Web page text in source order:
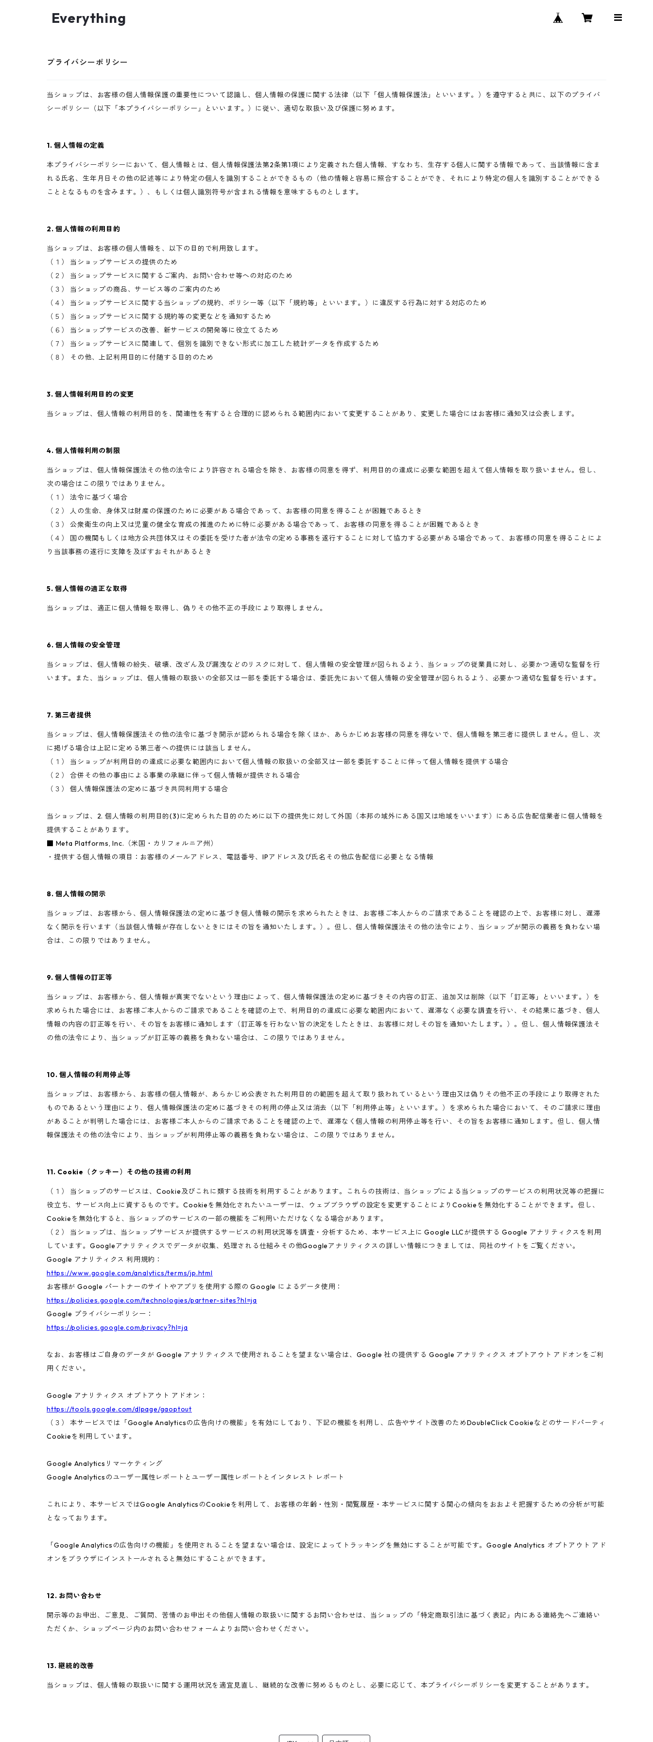
Everything
プライバシーポリシー
当ショップは、お客様の個人情報保護の重要性について認識し、個人情報の保護に関する法律（以下「個人情報保護法」といいます。）を遵守すると共に、以下のプライバ
シーポリシー（以下「本プライバシーポリシー」といいます。）に従い、適切な取扱い及び保護に努めます。
1. 個人情報の定義
本プライバシーポリシーにおいて、個人情報とは、個人情報保護法第2条第1項により定義された個人情報、すなわち、生存する個人に関する情報であって、当該情報に含ま
れる氏名、生年月日その他の記述等により特定の個人を識別することができるもの（他の情報と容易に照合することができ、それにより特定の個人を識別することができる
こととなるものを含みます。）、もしくは個人識別符号が含まれる情報を意味するものとします。
2. 個人情報の利用目的
当ショップは、お客様の個人情報を、以下の目的で利用致します。
（１） 当ショップサービスの提供のため
（２） 当ショップサービスに関するご案内、お問い合わせ等への対応のため
（３） 当ショップの商品、サービス等のご案内のため
（４） 当ショップサービスに関する当ショップの規約、ポリシー等（以下「規約等」といいます。）に違反する行為に対する対応のため
（５） 当ショップサービスに関する規約等の変更などを通知するため
（６） 当ショップサービスの改善、新サービスの開発等に役立てるため
（７） 当ショップサービスに関連して、個別を識別できない形式に加工した統計データを作成するため
（８） その他、上記利用目的に付随する目的のため
3. 個人情報利用目的の変更
当ショップは、個人情報の利用目的を、関連性を有すると合理的に認められる範囲内において変更することがあり、変更した場合にはお客様に通知又は公表します。
4. 個人情報利用の制限
当ショップは、個人情報保護法その他の法令により許容される場合を除き、お客様の同意を得ず、利用目的の達成に必要な範囲を超えて個人情報を取り扱いません。但し、
次の場合はこの限りではありません。
（１） 法令に基づく場合
（２） 人の生命、身体又は財産の保護のために必要がある場合であって、お客様の同意を得ることが困難であるとき
（３） 公衆衛生の向上又は児童の健全な育成の推進のために特に必要がある場合であって、お客様の同意を得ることが困難であるとき
（４） 国の機関もしくは地方公共団体又はその委託を受けた者が法令の定める事務を遂行することに対して協力する必要がある場合であって、お客様の同意を得ることによ
り当該事務の遂行に支障を及ぼすおそれがあるとき
5. 個人情報の適正な取得
当ショップは、適正に個人情報を取得し、偽りその他不正の手段により取得しません。
6. 個人情報の安全管理
当ショップは、個人情報の紛失、破壊、改ざん及び漏洩などのリスクに対して、個人情報の安全管理が図られるよう、当ショップの従業員に対し、必要かつ適切な監督を行
います。また、当ショップは、個人情報の取扱いの全部又は一部を委託する場合は、委託先において個人情報の安全管理が図られるよう、必要かつ適切な監督を行います。
7. 第三者提供
当ショップは、個人情報保護法その他の法令に基づき開示が認められる場合を除くほか、あらかじめお客様の同意を得ないで、個人情報を第三者に提供しません。但し、次
に掲げる場合は上記に定める第三者への提供には該当しません。
（１） 当ショップが利用目的の達成に必要な範囲内において個人情報の取扱いの全部又は一部を委託することに伴って個人情報を提供する場合
（２） 合併その他の事由による事業の承継に伴って個人情報が提供される場合
（３） 個人情報保護法の定めに基づき共同利用する場合
当ショップは、2. 個人情報の利用目的(3)に定められた目的のために以下の提供先に対して外国（本邦の域外にある国又は地域をいいます）にある広告配信業者に個人情報を
提供することがあります。
■ Meta Platforms, Inc.（米国・カリフォルニア州）
・提供する個人情報の項目：お客様のメールアドレス、電話番号、IPアドレス及び氏名その他広告配信に必要となる情報
8. 個人情報の開示
当ショップは、お客様から、個人情報保護法の定めに基づき個人情報の開示を求められたときは、お客様ご本人からのご請求であることを確認の上で、お客様に対し、遅滞
なく開示を行います（当該個人情報が存在しないときにはその旨を通知いたします。）。但し、個人情報保護法その他の法令により、当ショップが開示の義務を負わない場
合は、この限りではありません。
9. 個人情報の訂正等
当ショップは、お客様から、個人情報が真実でないという理由によって、個人情報保護法の定めに基づきその内容の訂正、追加又は削除（以下「訂正等」といいます。）を
求められた場合には、お客様ご本人からのご請求であることを確認の上で、利用目的の達成に必要な範囲内において、遅滞なく必要な調査を行い、その結果に基づき、個人
情報の内容の訂正等を行い、その旨をお客様に通知します（訂正等を行わない旨の決定をしたときは、お客様に対しその旨を通知いたします。）。但し、個人情報保護法そ
の他の法令により、当ショップが訂正等の義務を負わない場合は、この限りではありません。
10. 個人情報の利用停止等
当ショップは、お客様から、お客様の個人情報が、あらかじめ公表された利用目的の範囲を超えて取り扱われているという理由又は偽りその他不正の手段により取得された
ものであるという理由により、個人情報保護法の定めに基づきその利用の停止又は消去（以下「利用停止等」といいます。）を求められた場合において、そのご請求に理由
があることが判明した場合には、お客様ご本人からのご請求であることを確認の上で、遅滞なく個人情報の利用停止等を行い、その旨をお客様に通知します。但し、個人情
報保護法その他の法令により、当ショップが利用停止等の義務を負わない場合は、この限りではありません。
11. Cookie（クッキー）その他の技術の利用
（１） 当ショップのサービスは、Cookie及びこれに類する技術を利用することがあります。これらの技術は、当ショップによる当ショップのサービスの利用状況等の把握に
役立ち、サービス向上に資するものです。Cookieを無効化されたいユーザーは、ウェブブラウザの設定を変更することによりCookieを無効化することができます。但し、
Cookieを無効化すると、当ショップのサービスの一部の機能をご利用いただけなくなる場合があります。
（２） 当ショップは、当ショップサービスが提供するサービスの利用状況等を調査・分析するため、本サービス上に Google LLCが提供する Google アナリティクスを利用
しています。Googleアナリティクスでデータが収集、処理される仕組みその他Googleアナリティクスの詳しい情報につきましては、同社のサイトをご覧ください。
Google アナリティクス 利用規約：
https://www.google.com/analytics/terms/jp.html
お客様が Google パートナーのサイトやアプリを使用する際の Google によるデータ使用：
https://policies.google.com/technologies/partner-sites?hl=ja
Google プライバシーポリシー：
https://policies.google.com/privacy?hl=ja
なお、お客様はご自身のデータが Google アナリティクスで使用されることを望まない場合は、Google 社の提供する Google アナリティクス オプトアウト アドオンをご利
用ください。
Google アナリティクス オプトアウト アドオン：
https://tools.google.com/dlpage/gaoptout
（３） 本サービスでは「Google Analyticsの広告向けの機能」を有効にしており、下記の機能を利用し、広告やサイト改善のためDoubleClick Cookieなどのサードパーティ
Cookieを利用しています。
Google Analyticsリマーケティング
Google Analyticsのユーザー属性レポートとユーザー属性レポートとインタレスト レポート
これにより、本サービスではGoogle AnalyticsのCookieを利用して、お客様の年齢・性別・閲覧履歴・本サービスに関する関心の傾向をおおよそ把握するための分析が可能
となっております。
「Google Analyticsの広告向けの機能」を使用されることを望まない場合は、設定によってトラッキングを無効にすることが可能です。Google Analytics オプトアウト アド
オンをブラウザにインストールされると無効にすることができます。
12. お問い合わせ
開示等のお申出、ご意見、ご質問、苦情のお申出その他個人情報の取扱いに関するお問い合わせは、当ショップの「特定商取引法に基づく表記」内にある連絡先へご連絡い
ただくか、ショップページ内のお問い合わせフォームよりお問い合わせください。
13. 継続的改善
当ショップは、個人情報の取扱いに関する運用状況を適宜見直し、継続的な改善に努めるものとし、必要に応じて、本プライバシーポリシーを変更することがあります。